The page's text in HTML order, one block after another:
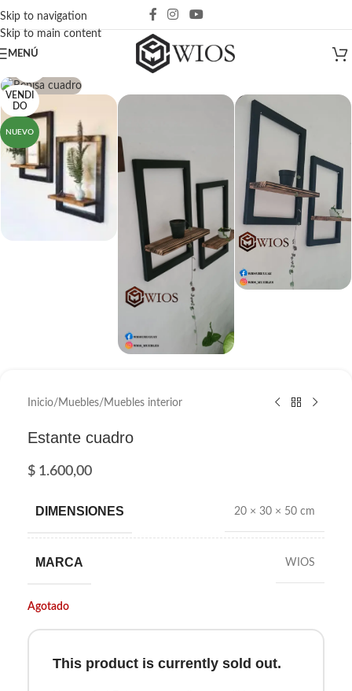
Skip to navigation
Skip to main content
MENÚ
VENDI
DO
NUEVO
Inicio/Muebles/Muebles interior
Estante cuadro
$ 1.600,00
DIMENSIONES 20 × 30 × 50 cm
MARCA WIOS
Agotado
This product is currently sold out.